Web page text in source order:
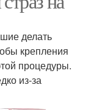
делать
крепления
процедуры.
из-за